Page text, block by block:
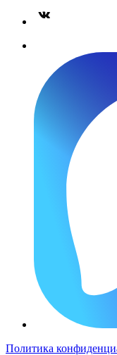
Политика